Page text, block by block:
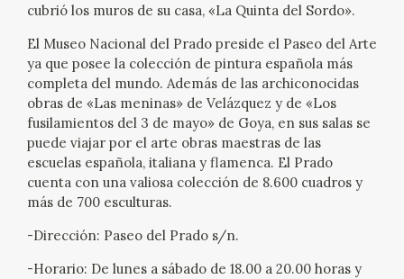
EXPOSICIONES
ACTIVIDADES
ACTUALIDAD
BLOG CUADERNO ITALIANO
cubrió los muros de su casa, «La Quinta del Sordo».
El Museo Nacional del Prado preside el Paseo del Arte
ya que posee la colección de pintura española más
completa del mundo. Además de las archiconocidas
obras de «Las meninas» de Velázquez y de «Los
fusilamientos del 3 de mayo» de Goya, en sus salas se
puede viajar por el arte obras maestras de las
escuelas española, italiana y flamenca. El Prado
cuenta con una valiosa colección de 8.600 cuadros y
más de 700 esculturas.
-Dirección: Paseo del Prado s/n.
-Horario: De lunes a sábado de 18.00 a 20.00 horas y